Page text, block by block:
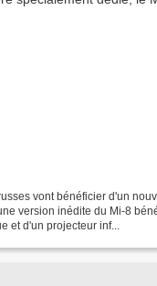
vont bénéficier d'un
version inédite du Mi-8
et d'un projecteur inf...